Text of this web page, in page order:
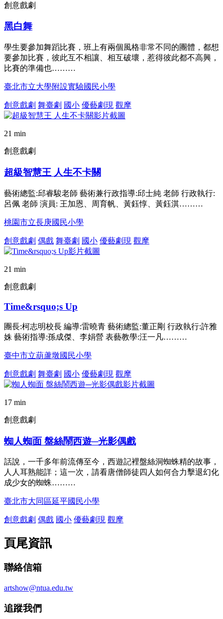
創意戲劇
黑白舞
學生要參加舞蹈比賽，班上有兩個風格非常不同的團體，都想
要參加比賽，彼此互不相讓、相互破壞，惹得彼此都不高興，
比賽的準備也………
臺北市立大學附設實驗國民小學
創意戲劇 舞臺劇 國小 優藝劇現 觀摩
21 min
創意戲劇
超級智慧王 人生不卡關
藝術總監:邱睿駿老師 藝術兼行政指導:邱士純 老師 行政執行:
呂佩 老師 演員: 王加恩、周育帆、黃鈺惇、黃鈺淇………
桃園市立長庚國民小學
創意戲劇 偶戲 舞臺劇 國小 優藝劇現 觀摩
21 min
創意戲劇
Time&rsquo;s Up
團長:柯志明校長 編導:雷曉青 藝術總監:董正剛 行政執行:許雅
姝 藝術指導:孫成傑、李娟營 表藝教學:汪一凡………
臺中市立葫蘆墩國民小學
創意戲劇 舞臺劇 國小 優藝劇現 觀摩
17 min
創意戲劇
蜘人蜘面 盤絲鬧西遊─光影偶戲
話說，一千多年前流傳至今，西遊記裡盤絲洞蜘蛛精的故事，
人人耳熟能詳；這一次，請看唐僧師徒四人如何合力擊退幻化
成少女的蜘蛛………
臺北市大同區延平國民小學
創意戲劇 偶戲 國小 優藝劇現 觀摩
頁尾資訊
聯絡信箱
artshow@ntua.edu.tw
追蹤我們